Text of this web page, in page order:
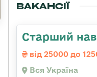
ВАКАНСІЇ
Старший
від 25000 до
Вся Україна